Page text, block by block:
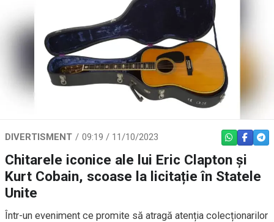
DIVERTISMENT 09:19 / 11/10/2023 WHATSAPP
Chitarele iconice ale lui Eric Clapton și
Kurt Cobain, scoase la licitație în Statele
Unite
Într-un eveniment ce promite să atragă atenția colecționarilor